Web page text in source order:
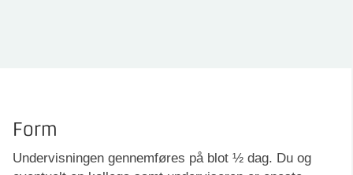
Form
Undervisningen gennemføres på blot ½ dag. Du og